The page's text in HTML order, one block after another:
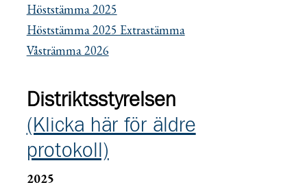
Höststämma 2025
Höststämma 2025 Extrastämma
Våsträmma 2026
Distriktsstyrelsen
(Klicka här för äldre
protokoll)
2025